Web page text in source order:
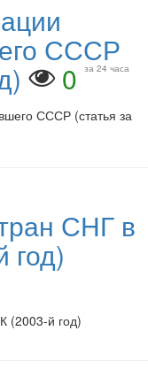
СССР
0 за 24 часа
СССР (статья за
СНГ в
год)
(2003-й год)